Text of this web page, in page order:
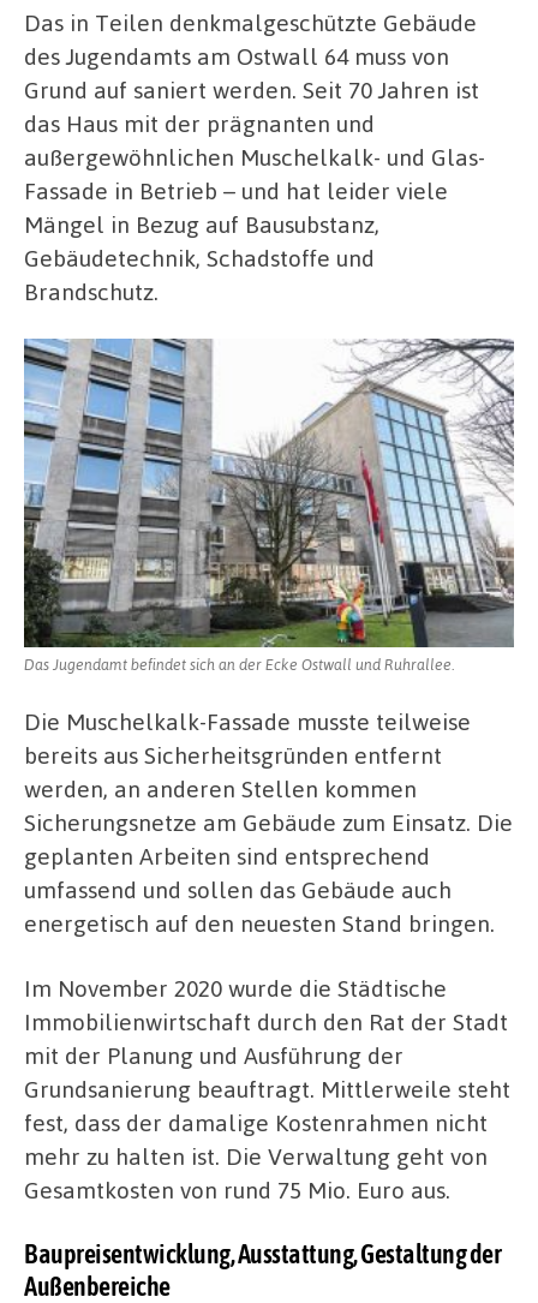
Das in Teilen denkmalgeschützte Gebäude
des Jugendamts am Ostwall 64 muss von
Grund auf saniert werden. Seit 70 Jahren ist
das Haus mit der prägnanten und
außergewöhnlichen Muschelkalk- und Glas-
Fassade in Betrieb – und hat leider viele
Mängel in Bezug auf Bausubstanz,
Gebäudetechnik, Schadstoffe und
Brandschutz.
Das Jugendamt befindet sich an der Ecke Ostwall und Ruhrallee.
Die Muschelkalk-Fassade musste teilweise
bereits aus Sicherheitsgründen entfernt
werden, an anderen Stellen kommen
Sicherungsnetze am Gebäude zum Einsatz. Die
geplanten Arbeiten sind entsprechend
umfassend und sollen das Gebäude auch
energetisch auf den neuesten Stand bringen.
Im November 2020 wurde die Städtische
Immobilienwirtschaft durch den Rat der Stadt
mit der Planung und Ausführung der
Grundsanierung beauftragt. Mittlerweile steht
fest, dass der damalige Kostenrahmen nicht
mehr zu halten ist. Die Verwaltung geht von
Gesamtkosten von rund 75 Mio. Euro aus.
Baupreisentwicklung, Ausstattung, Gestaltung der
Außenbereiche